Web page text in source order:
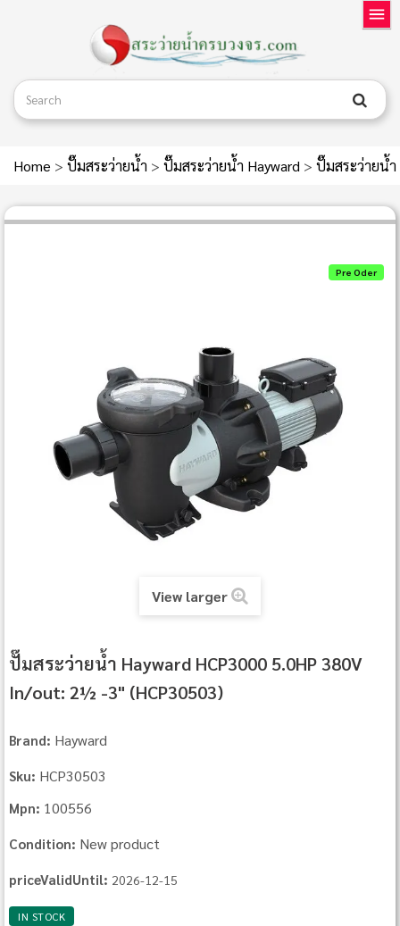
Home > ปั๊มสระว่ายน้ำ > ปั๊มสระว่ายน้ำ Hayward > ปั๊มสระว่ายน้ำ
Pre Oder
View larger
ปั๊มสระว่ายน้ำ Hayward HCP3000 5.0HP 380V
In/out: 2½ -3" (HCP30503)
Brand: Hayward
Sku: HCP30503
Mpn: 100556
Condition: New product
priceValidUntil: 2026-12-15
IN STOCK